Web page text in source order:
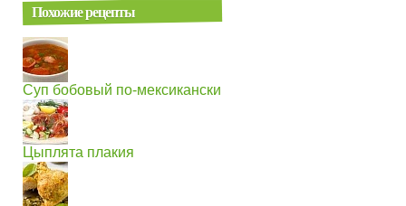
Похожие рецепты
Суп бобовый по-мексикански
Цыплята плакия